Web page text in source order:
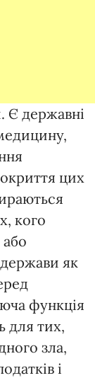
Є державні
цих
кого
як
функція
для тих,
зла,
і